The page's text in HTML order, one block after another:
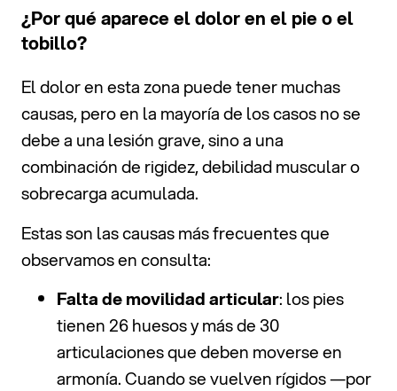
¿Por qué aparece el dolor en el pie o el
tobillo?
El dolor en esta zona puede tener muchas
causas, pero en la mayoría de los casos no se
debe a una lesión grave, sino a una
combinación de rigidez, debilidad muscular o
sobrecarga acumulada.
Estas son las causas más frecuentes que
observamos en consulta:
Falta de movilidad articular: los pies
tienen 26 huesos y más de 30
articulaciones que deben moverse en
armonía. Cuando se vuelven rígidos —por